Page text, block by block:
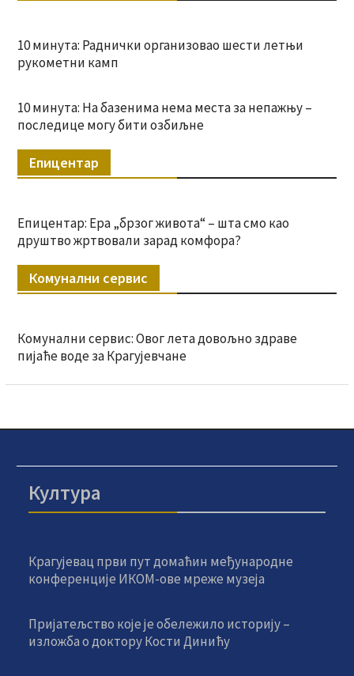
10 минута: Раднички организовао шести летњи
рукометни камп
10 минута: На базенима нема места за непажњу –
последице могу бити озбиљне
Епицентар
Епицентар: Ера „брзог живота“ – шта смо као
друштво жртвовали зарад комфора?
Комунални сервис
Комунални сервис: Овог лета довољно здраве
пијаће воде за Крагујевчане
Култура
Крагујевац први пут домаћин међународне
конференције ИКОМ-ове мреже музеја
Пријатељство које је обележило историју –
изложба о доктору Кости Динићу